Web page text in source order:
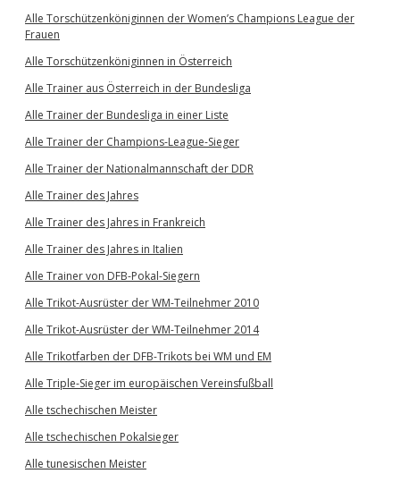
Alle Torschützenköniginnen der Women’s Champions League der
Frauen
Alle Torschützenköniginnen in Österreich
Alle Trainer aus Österreich in der Bundesliga
Alle Trainer der Bundesliga in einer Liste
Alle Trainer der Champions-League-Sieger
Alle Trainer der Nationalmannschaft der DDR
Alle Trainer des Jahres
Alle Trainer des Jahres in Frankreich
Alle Trainer des Jahres in Italien
Alle Trainer von DFB-Pokal-Siegern
Alle Trikot-Ausrüster der WM-Teilnehmer 2010
Alle Trikot-Ausrüster der WM-Teilnehmer 2014
Alle Trikotfarben der DFB-Trikots bei WM und EM
Alle Triple-Sieger im europäischen Vereinsfußball
Alle tschechischen Meister
Alle tschechischen Pokalsieger
Alle tunesischen Meister